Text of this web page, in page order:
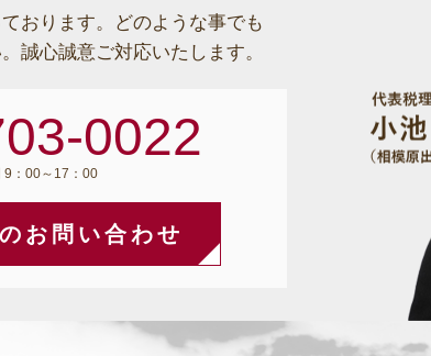
おります。
どのような事でも
誠心誠意ご対応いたします。
0022
9：00～17：00
お問い合わせ